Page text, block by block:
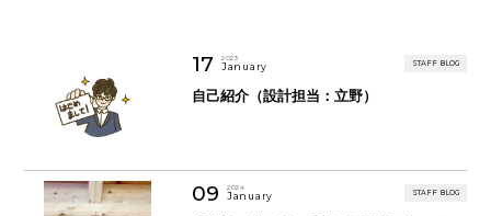
17 2023
January STAFF BLOG
自己紹介（設計担当：立野）
09 2024
January STAFF BLOG